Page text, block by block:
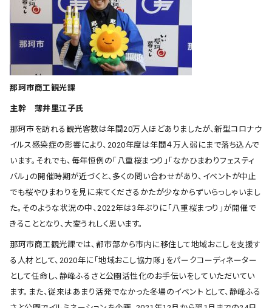
那珂市商工観光課
主幹 薄井里江子氏
那珂市を訪れる観光客数は年間20万人ほどありましたが、新型コロナウ
イルス感染症の影響により、2020年度は年間４万人弱にまで落ち込んで
います。それでも、毎年恒例の「八重桜まつり」「なかひまわりフェスティ
バル」の開催時期が近づくと、多くの問い合わせがあり、イベントが中止
でも桜やひまわりを見に来てくださるかたが少なからずいらっしゃいまし
た。そのような状況の中、2022年は3年ぶりに「八重桜まつり」が開催で
きることとなり、大変うれしく思います。
那珂市商工観光課では、都市部から市内に移住して地域おこしを支援す
る人材として、2020年に「地域おこし協力隊」をパークコーディネーター
として任命し、静峰ふるさと公園活性化のお手伝いをしていただいてい
ます。また、従来はあまり活発でなかった冬場のイベントとして、静峰ふる